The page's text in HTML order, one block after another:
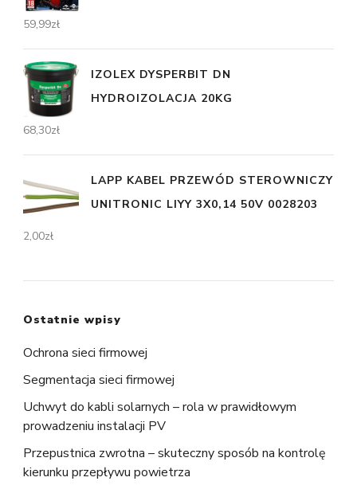
59,99zł
IZOLEX DYSPERBIT DN
HYDROIZOLACJA 20KG
68,30zł
LAPP KABEL PRZEWÓD STEROWNICZY
UNITRONIC LIYY 3X0,14 50V 0028203
2,00zł
Ostatnie wpisy
Ochrona sieci firmowej
Segmentacja sieci firmowej
Uchwyt do kabli solarnych – rola w prawidłowym
prowadzeniu instalacji PV
Przepustnica zwrotna – skuteczny sposób na kontrolę
kierunku przepływu powietrza